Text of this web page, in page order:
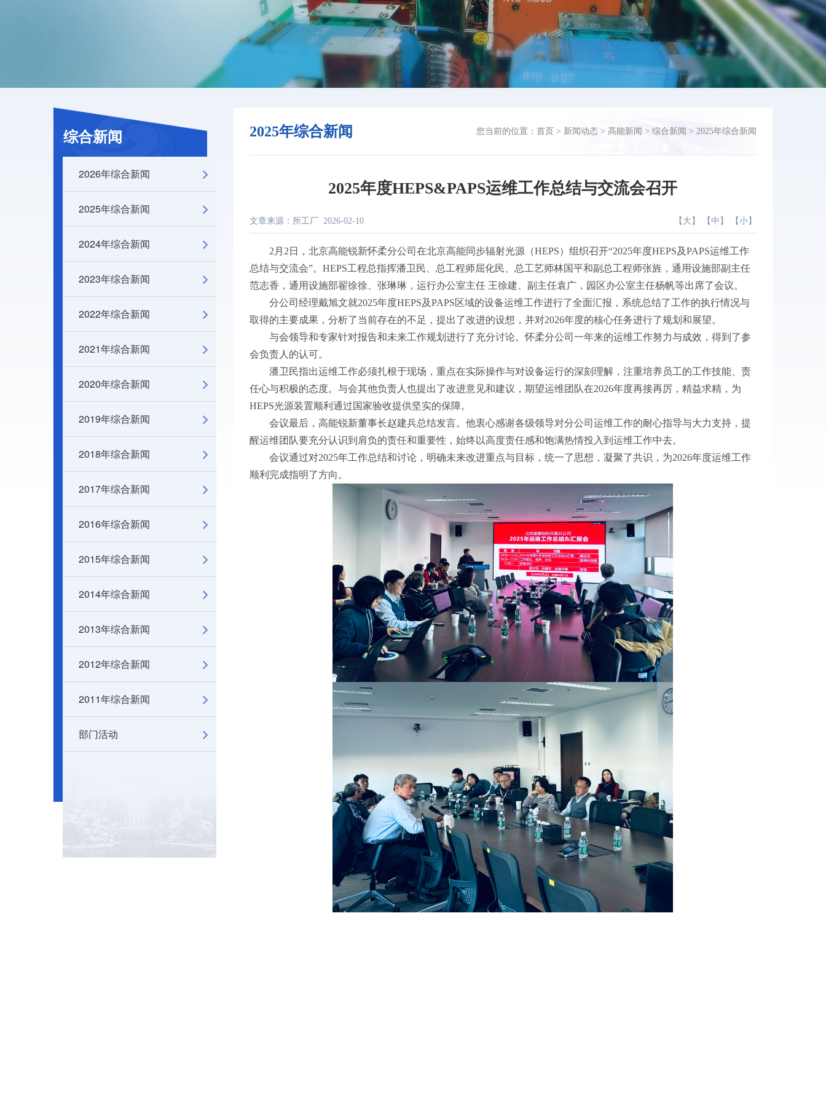
综合新闻
2026年综合新闻
2025年综合新闻
2024年综合新闻
2023年综合新闻
2022年综合新闻
2021年综合新闻
2020年综合新闻
2019年综合新闻
2018年综合新闻
2017年综合新闻
2016年综合新闻
2015年综合新闻
2014年综合新闻
2013年综合新闻
2012年综合新闻
2011年综合新闻
部门活动
2025年综合新闻 您当前的位置： 首页 > 新闻动态 > 高能新闻 > 综合新闻 > 2025年综合新闻
2025年度HEPS&PAPS运维工作总结与交流会召开
文章来源：所工厂 2026-02-10 【 大 】 【中 】 【小】
2 月 2 日，北京高能锐新怀柔分公司在北京高能同步辐射光源（HEPS）组织召开“2025年度HEPS及PAPS运维工作
总结与交流会”。 HEPS工程总指挥潘卫民、总工程师屈化民、总工艺师林国平和副总工程师张旌，通用设施部副主任
范志香，通用设施部翟徐徐、张琳琳，运行办公室主任 王徐建、副主任袁广，园区办公室主任杨帆等出席了会议。
分公司经理戴旭文就2025年度HEPS及PAPS区域的设备运维工作进行了全面汇报，系统总结了工作的执行情况与
取得的主要成果，分析了当前存在的不足，提出了改进的设想，并对2026年度的核心任务进行了规划和展望。
与会领导和专家针对报告和未来工作规划进行了充分讨论。怀柔分公司一年来的运维工作努力与成效，得到了参
会负责人的认可。
潘卫民指出运维工作必须扎根于现场，重点在实际操作与对设备运行的深刻理解，注重培养员工的工作技能、责
任心与积极的态度。与会其他负责人也提出了改进意见和建议，期望运维团队在2026年度再接再厉，精益求精，为
HEPS光源装置顺利通过国家验收提供坚实的保障。
会议最后，高能锐新董事长赵建兵总结发言。他衷心感谢各级领导对分公司运维工作的耐心指导与大力支持，提
醒运维团队要充分认识到肩负的责任和重要性，始终以高度责任感和饱满热情投入到运维工作中去。
会议通过对2025年工作总结和讨论，明确未来改进重点与目标，统一了思想，凝聚了共识，为2026年度运维工作
顺利完成指明了方向。